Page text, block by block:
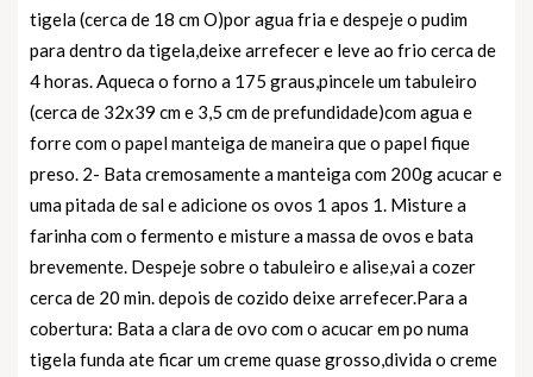
tigela (cerca de 18 cm O)por agua fria e despeje o pudim
para dentro da tigela,deixe arrefecer e leve ao frio cerca de
4 horas. Aqueca o forno a 175 graus,pincele um tabuleiro
(cerca de 32x39 cm e 3,5 cm de prefundidade)com agua e
forre com o papel manteiga de maneira que o papel fique
preso. 2- Bata cremosamente a manteiga com 200g acucar e
uma pitada de sal e adicione os ovos 1 apos 1. Misture a
farinha com o fermento e misture a massa de ovos e bata
brevemente. Despeje sobre o tabuleiro e alise,vai a cozer
cerca de 20 min. depois de cozido deixe arrefecer.Para a
cobertura: Bata a clara de ovo com o acucar em po numa
tigela funda ate ficar um creme quase grosso,divida o creme